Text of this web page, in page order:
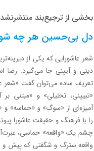
بخشی از ترجیع‌بند
دل بی‌حسین هر چه
شعر عاشورایی که یکی از
دینی و آیینی جا می‌گیرد. رضا
تعریف ساده می‌توان گفت «شعر
«تبیینی، تحلیلی» و «مبتنی
آمیزه‌ای از «سوگ» و «حماسه»
را با فرهنگ و حقیقت عاشورا
چشم یک «واقعه» حماسی،
واقعه سترگ و شگفتی که پیش و